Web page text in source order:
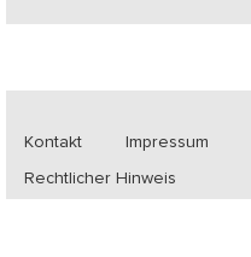
Kontakt Impressum
Rechtlicher Hinweis